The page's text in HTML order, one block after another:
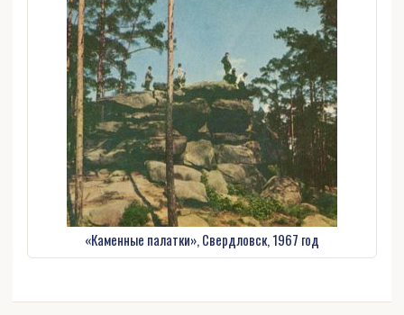
«Каменные палатки», Свердловск, 1967 год